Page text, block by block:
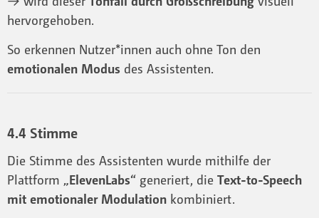
hervorgehoben.
So erkennen Nutzer*innen auch ohne Ton den
emotionalen Modus des Assistenten.
4.4 Stimme
Die Stimme des Assistenten wurde mithilfe der
Plattform „ElevenLabs“ generiert, die Text-to-Speech
mit emotionaler Modulation kombiniert.